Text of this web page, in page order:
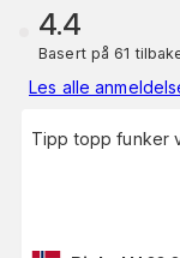
4.4
Basert på 61
Les alle
Tipp topp funker